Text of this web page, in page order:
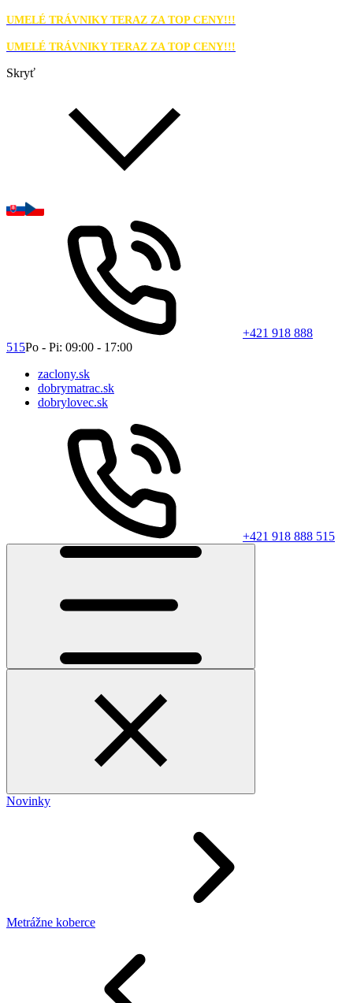
UMELÉ TRÁVNIKY TERAZ ZA TOP CENY!!!
UMELÉ TRÁVNIKY TERAZ ZA TOP CENY!!!
Skryť
+421 918 888
515Po - Pi: 09:00 - 17:00
zaclony.sk
dobrymatrac.sk
dobrylovec.sk
+421 918 888 515
Novinky
Metrážne koberce